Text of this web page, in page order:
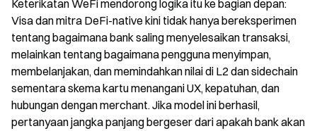
Keterikatan WeFi mendorong logika itu ke bagian depan:
Visa dan mitra DeFi-native kini tidak hanya bereksperimen
tentang bagaimana bank saling menyelesaikan transaksi,
melainkan tentang bagaimana pengguna menyimpan,
membelanjakan, dan memindahkan nilai di L2 dan sidechain
sementara skema kartu menangani UX, kepatuhan, dan
hubungan dengan merchant. Jika model ini berhasil,
pertanyaan jangka panjang bergeser dari apakah bank akan